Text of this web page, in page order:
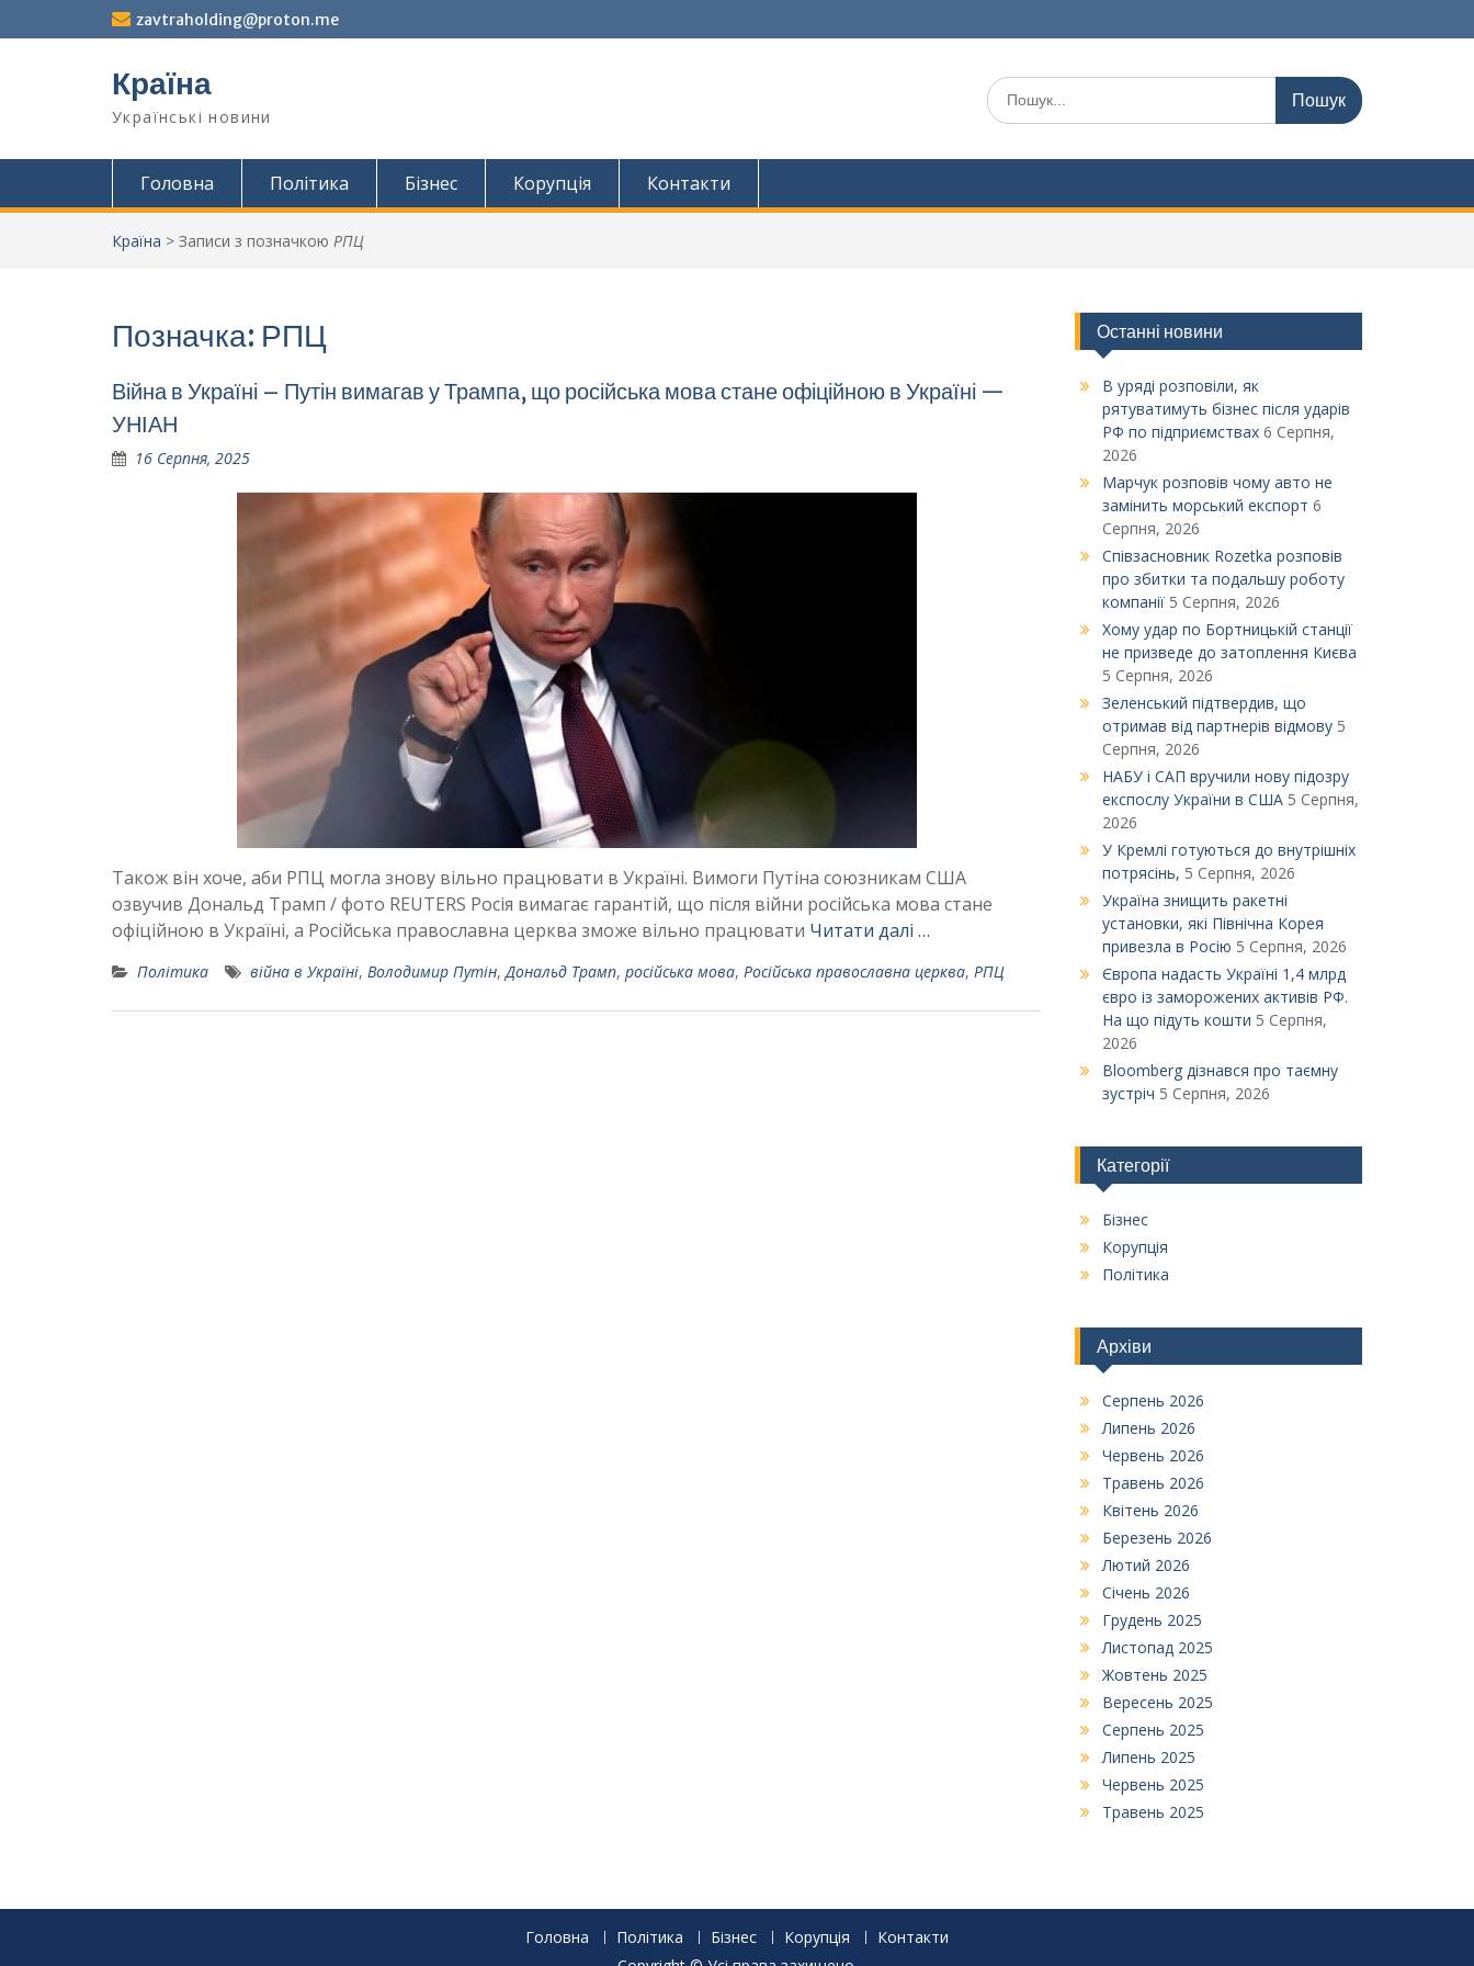
до
zavtraholding@proton.me
Країна
Українські новини
Шукати:
Головна Політика Бізнес Корупція Контакти
Країна > Записи з позначкою РПЦ
Позначка: РПЦ
Війна в Україні – Путін вимагав у Трампа, що російська мова стане офіційною в Україні —
УНІАН
16 Серпня, 2025
Також він хоче, аби РПЦ могла знову вільно працювати в Україні. Вимоги Путіна союзникам США
озвучив Дональд Трамп / фото REUTERS Росія вимагає гарантій, що після війни російська мова стане
офіційною в Україні, а Російська православна церква зможе вільно працювати Читати далі …
Політика війна в Україні, Володимир Путін,Дональд Трамп, російська мова, Російська православна церква, РПЦ
Останні новини
В уряді розповіли, як
рятуватимуть бізнес після ударів
РФ по підприємствах 6 Серпня,
2026
Марчук розповів чому авто не
замінить морський експорт 6
Серпня, 2026
Співзасновник Rozetka розповів
про збитки та подальшу роботу
компанії 5 Серпня, 2026
Xому удар по Бортницькій станції
не призведе до затоплення Києва
5 Серпня, 2026
Зеленський підтвердив, що
отримав від партнерів відмову 5
Серпня, 2026
НАБУ і САП вручили нову підозру
експослу України в США 5 Серпня,
2026
У Кремлі готуються до внутрішніх
потрясінь, 5 Серпня, 2026
Україна знищить ракетні
установки, які Північна Корея
привезла в Росію 5 Серпня, 2026
Європа надасть Україні 1,4 млрд
євро із заморожених активів РФ.
На що підуть кошти 5 Серпня,
2026
Bloomberg дізнався про таємну
зустріч 5 Серпня, 2026
Категорії
Бізнес
Корупція
Політика
Архіви
Серпень 2026
Липень 2026
Червень 2026
Травень 2026
Квітень 2026
Березень 2026
Лютий 2026
Січень 2026
Грудень 2025
Листопад 2025
Жовтень 2025
Вересень 2025
Серпень 2025
Липень 2025
Червень 2025
Травень 2025
Головна Політика Бізнес Корупція
Контакти